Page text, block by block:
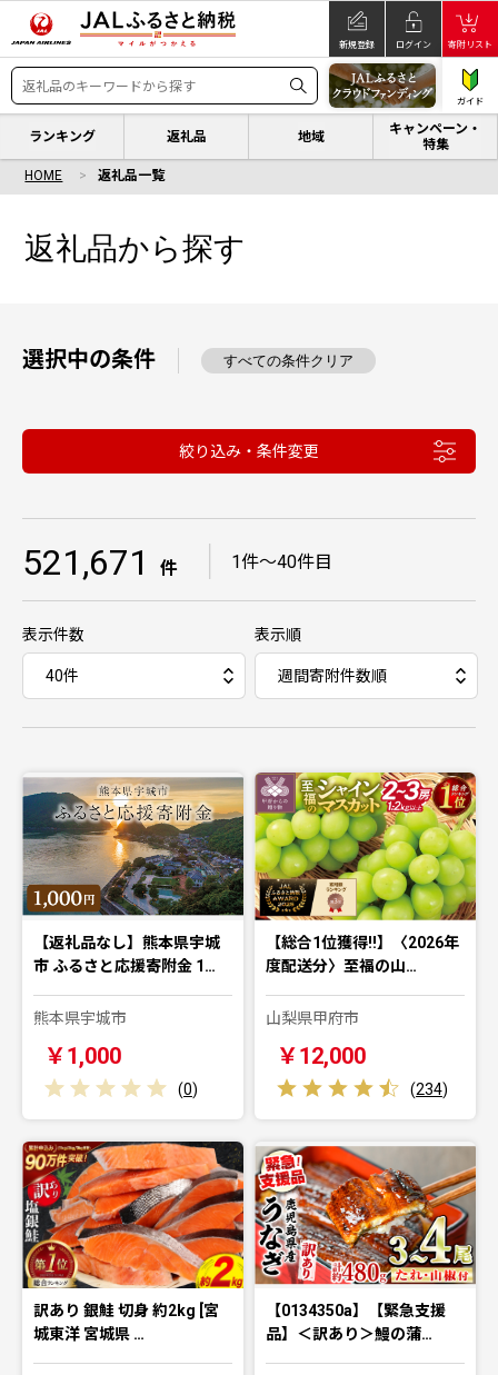
新規登録 ログイン 寄附リスト
ガイド
ランキング 返礼品 地域
キャンペーン・
特集
HOME 返礼品一覧
返礼品から探す
選択中の条件 すべての条件クリア
絞り込み・条件変更
521,671 件 1件〜40件目
表示件数 表示順
【返礼品なし】熊本県宇城
市 ふるさと応援寄附金 1…
熊本県宇城市
￥1,000
(0)
【総合1位獲得!!】〈2026年
度配送分〉至福の山…
山梨県甲府市
￥12,000
(234)
訳あり 銀鮭 切身 約2kg [宮
城東洋 宮城県 …
【0134350a】【緊急支援
品】＜訳あり＞鰻の蒲…